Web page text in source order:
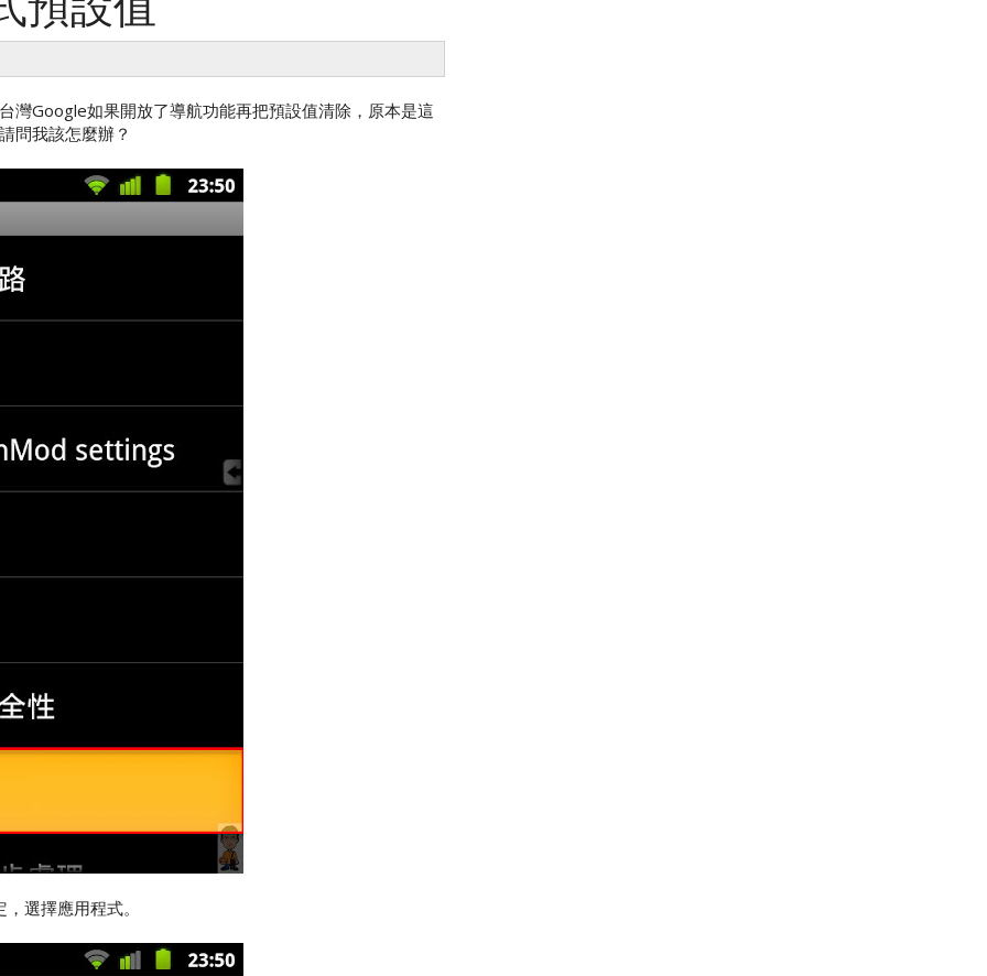
灣Google如果開放了導航功能再把預設值清除，原本是這
問我該怎麼辦？
選擇應用程式。